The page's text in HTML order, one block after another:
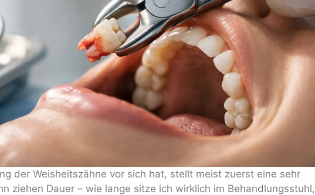
der Weisheitszähne vor sich hat, stellt meist zuerst eine sehr
ziehen Dauer – wie lange sitze ich wirklich im Behandlungsstuhl,